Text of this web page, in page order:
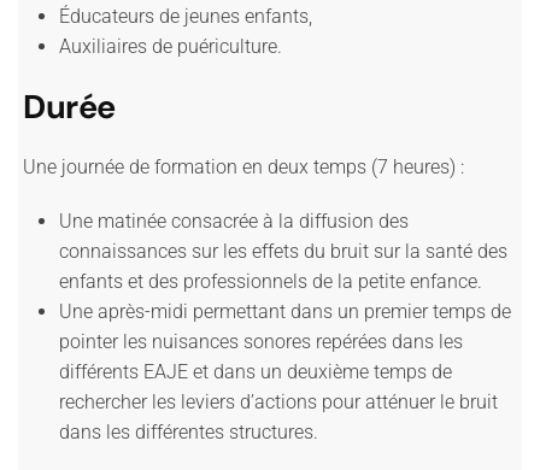
Éducateurs de jeunes enfants,
Auxiliaires de puériculture.
Durée
Une journée de formation en deux temps (7 heures) :
Une matinée consacrée à la diffusion des
connaissances sur les effets du bruit sur la santé des
enfants et des professionnels de la petite enfance.
Une après-midi permettant dans un premier temps de
pointer les nuisances sonores repérées dans les
différents EAJE et dans un deuxième temps de
rechercher les leviers d’actions pour atténuer le bruit
dans les différentes structures.